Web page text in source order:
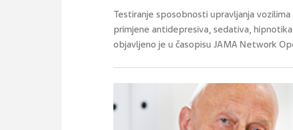
Testiranje sposobnosti upravljanja
primjene antidepresiva, sedativa,
objavljeno je u časopisu JAMA Network